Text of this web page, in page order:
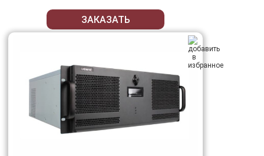
ЗАКАЗАТЬ